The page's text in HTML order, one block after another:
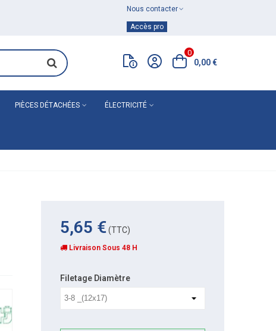
Nous contacter
Accès pro
0
0,00 €
PIÈCES DÉTACHÉES ÉLECTRICITÉ
5,65 €(TTC)
Livraison Sous 48 H
Filetage Diamètre